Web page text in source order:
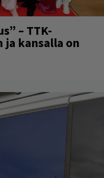
– TTK-
kansalla on